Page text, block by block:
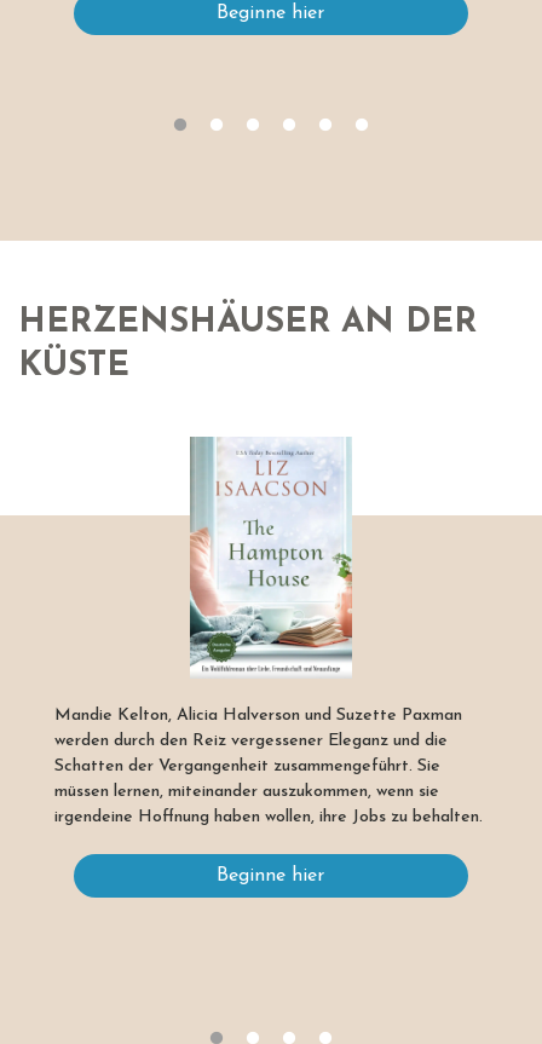
Beginne hier
HERZENSHÄUSER AN DER
KÜSTE
Mandie Kelton, Alicia Halverson und Suzette Paxman
werden durch den Reiz vergessener Eleganz und die
Schatten der Vergangenheit zusammengeführt. Sie
müssen lernen, miteinander auszukommen, wenn sie
irgendeine Hoffnung haben wollen, ihre Jobs zu behalten.
Beginne hier